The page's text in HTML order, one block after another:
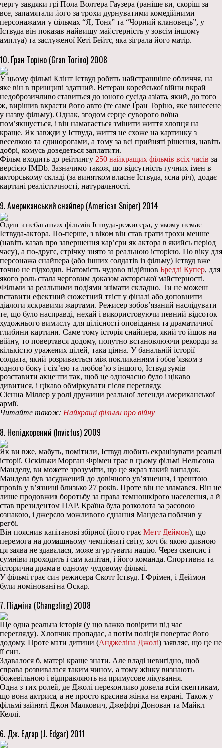
чергу завдяки грі Пола Волтера Гаузера (раніше ви, скоріш за
все, запамятали його за трохи дурнуватими комедійними
персонажами у фільмах “Я, Тоня” та “Чорний клановець”, у
Іствуда він показав найвищу майстерність у зовсім іншому
амплуа) та заслуженої Кеті Бейтс, яка зіграла його матір.
10. Ґран Торіно (Gran Torino) 2008
У цьому фільмі Клінт Іствуд робить найстрашніше обличчя, на
яке він в принципі здатний. Ветеран корейської війни вкрай
недоброзичливо ставиться до юного сусіда азіата, який, до того
ж, вирішив вкрасти його авто (те саме Ґран Торіно, яке винесене
у назву фільму). Однак, згодом серце суворого воїна
пом’якшується, і він намагається змінити життя хлопця на
краще. Як завжди у Іствуда, життя не схоже на картинку з
веселкою та єдинорогами, а тому за всі прийняті рішення, навіть
добрі, комусь доведеться заплатити.
Фільм входить до рейтингу 250 найкращих фільмів всіх часів за
версією IMDb. Зазначимо також, що відсутність гучних імен в
акторському складі (за винятком власне Іствуда, ясна річ), додає
картині реалістичності, натуральності.
9. Американський снайпер (American Sniper) 2014
Один з небагатьох фільмів Іствуда-режисера, у якому немає
Іствуда-актора. По-перше, з віком він став грати трохи менше
(навіть казав про завершення кар’єри як актора в якийсь період
часу), а по-друге, стрічку знято за реальною історією. По віку для
персонажа снайпера (або інших солдатів із фільму) Іствуд вже
точно не підходив. Натомість чудово підійшов Бредлі Купер, для
якого роль стала черговим доказом акторської майстерності.
Фільми за реальними подіями знімати складно. Ти не можеш
вставити ефектний сюжетний твіст у фіналі або доповнити
діалоги яскравими жартами. Режисер зобов’язаний наслідувати
те, що було насправді, нехай і використовуючи певний відсоток
художнього вимислу для цілісності оповідання та драматичної
глибини картини. Саме тому історія снайпера, який то йшов на
війну, то повертався додому, попутно встановлюючи рекорди за
кількістю уражених цілей, така цінна. У банальній історії
солдата, який розривається між покликанням і обов’язком з
одного боку і сім’єю та любов’ю з іншого, Іствуд зумів
розставити акценти так, щоб це одночасно було і цікаво
дивитися, і цікаво обміркувати після перегляду.
Сієнна Міллер у ролі дружини реальної легенди американської
армії.
Читайте також: Найкращі фільми про війну
8. Непідкорений (Invictus) 2009
Як ви вже, мабуть, помітили, Іствуд любить екранізувати реальні
історії. Оскільки Морган Фрімен грає в цьому фільмі Нельсона
Манделу, ви можете зрозуміти, що це якраз такий випадок.
Мандела був засуджений до довічного ув’язнення, і зрештою
провів у в’язниці близько 27 років. Проте він не зламався. Він не
лише продовжив боротьбу за права темношкірого населення, а й
став президентом ПАР. Країна була розколота за расовою
ознакою, і джерело можливого єднання Мандела побачив у
регбі.
Він пояснив капітанові збірної (його грає Метт Деймон), що
перемога на домашньому чемпіонаті світу, хоч би якою дивною
ця заява не здавалася, може згуртувати націю. Через скепсис і
сумніви проходить і сам капітан, і його команда. Спортивна та
історична драма в одному чудовому фільмі.
У фільмі грає син режисера Скотт Іствуд. І Фрімен, і Деймон
були номіновані на Оскар.
7. Підміна (Changeling) 2008
Ще одна реальна історія (у що важко повірити під час
перегляду). Хлопчик пропадає, а потім поліція повертає його
додому. Проте мати дитини (Анджеліна Джолі) заявляє, що це не
її син.
Здавалося б, матері краще знати. Але владі невигідно, щоб
справа розвивалася таким чином, а тому жінку визнають
божевільною і відправляють на примусове лікування.
Одна з тих ролей, де Джолі переконливо довела всім скептикам,
що вона актриса, а не просто красива жінка на екрані. Також у
фільмі зайняті Джон Малкович, Джеффрі Донован та Майкл
Келлі.
6. Дж. Едгар (J. Edgar) 2011